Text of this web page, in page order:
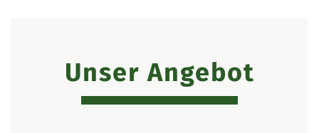
Unser Angebot